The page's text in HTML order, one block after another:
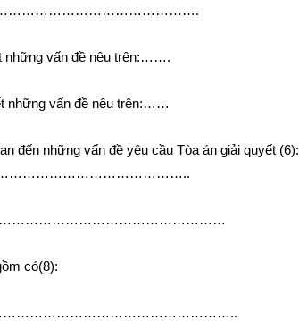
quyết:……………………………………….
những vấn đề nêu trên:…….
những vấn đề nêu trên:……
đến những vấn đề yêu cầu Tòa án giải quyết (6):
có(8):